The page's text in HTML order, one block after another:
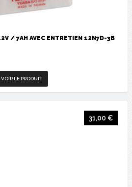
/ 7AH AVEC ENTRETIEN 12N7D-3B
VOIR LE PRODUIT
31,00 €